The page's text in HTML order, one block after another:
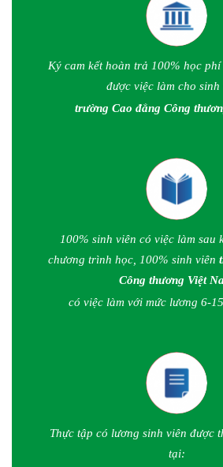
Ký cam kết hoàn trả 100% học
được việc làm cho sinh
trường Cao đẳng Công
100% sinh viên có việc làm sau
chương trình học, 100% sinh viên
Công thương Việt
có việc làm với mức lương 6-
Thực tập có lương sinh viên được
tại: